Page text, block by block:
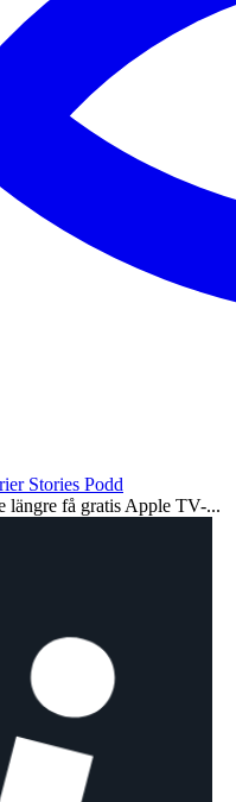
Stories Podd
längre få gratis Apple TV-...